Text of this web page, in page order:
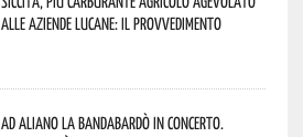
alle aziende lucane: il provvedimento
Ad Aliano la Bandabardò in concerto.